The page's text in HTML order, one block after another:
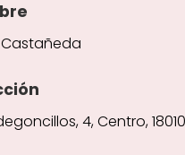
4, Centro,